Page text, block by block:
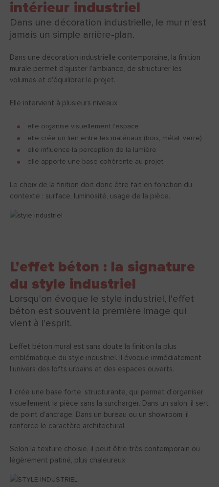
intérieur industriel
Dans une décoration industrielle, le mur n'est
jamais un simple arrière-plan.
Dans une décoration industrielle contemporaine, la finition
murale permet d’ajuster l’ambiance, de structurer les
volumes et d'équilibrer le projet.
Elle intervient à plusieurs niveaux :
elle organise visuellement l’espace
elle crée un lien entre les matériaux (bois, métal, verre)
elle influence la perception de la lumière
elle apporte une base cohérente au projet
Le choix de la finition doit donc être fait en fonction du
contexte : surface, luminosité, usage de la pièce.
L'effet béton : la signature
du style industriel
Lorsqu'on évoque le style industriel, l'effet
béton est souvent la première image qui
vient à l'esprit.
L’effet béton mural est sans doute la finition la plus
emblématique du style industriel. Il évoque immédiatement
l’univers des lofts urbains et des espaces ouverts.
Il crée une base forte, structurante, qui permet d’organiser
visuellement la pièce sans la surcharger. Dans un salon, il sert
de point d’ancrage. Dans un bureau ou un showroom, il
renforce le caractère architectural.
Selon la texture choisie, il peut être très contemporain ou
légèrement patiné, plus chaleureux.